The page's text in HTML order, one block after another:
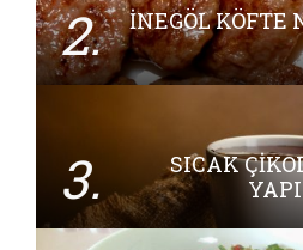
2. İNEGÖL KÖFTE
3.
SICAK